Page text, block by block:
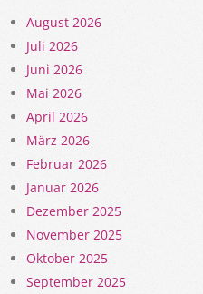
August 2026
Juli 2026
Juni 2026
Mai 2026
April 2026
März 2026
Februar 2026
Januar 2026
Dezember 2025
November 2025
Oktober 2025
September 2025